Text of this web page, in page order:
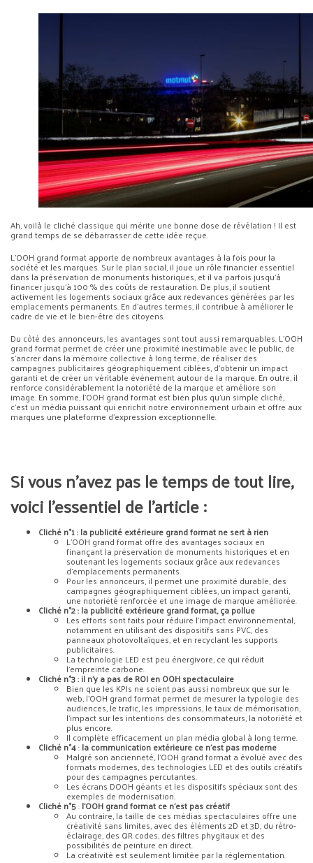
Ah, voilà le cliché classique qui mérite une bonne dose de révélation ! Il est
grand temps de se débarrasser de cette idée reçue.
L’OOH grand format apporte de nombreux avantages à la fois pour la
société et les marques. Sur le plan social, il joue un rôle financier essentiel
dans la préservation de monuments historiques, et il va parfois jusqu’à
financer jusqu’à 100 % des coûts de restauration. De plus, il soutient
activement les logements sociaux grâce aux redevances générées par les
emplacements permanents. En d’autres termes, il contribue à améliorer le
cadre de vie et le bien-être des citoyens.
Du côté des annonceurs, les avantages sont tout aussi remarquables. L’OOH
grand format permet de créer une proximité inestimable avec le public, de
s’ancrer dans la mémoire collective à long terme, de réaliser des
campagnes publicitaires géographiquement ciblées, d’obtenir un impact
garanti et de créer un véritable événement autour de la marque. En outre, il
renforce considérablement la notoriété de la marque et améliore son
image. En somme, l’OOH grand format est bien plus qu’un simple cliché,
c’est un média puissant qui enrichit notre environnement urbain et offre aux
marques une plateforme d’expression exceptionnelle.
Si vous n’avez pas le temps de tout lire,
voici l’essentiel de l’article :
Cliché n°1 : la publicité extérieure grand format ne sert à rien
L’OOH grand format offre des avantages sociaux en
finançant la préservation de monuments historiques et en
soutenant les logements sociaux grâce aux redevances
d’emplacements permanents.
Pour les annonceurs, il permet une proximité durable, des
campagnes géographiquement ciblées, un impact garanti,
une notoriété renforcée et une image de marque améliorée.
Cliché n°2 : la publicité extérieure grand format, ça pollue
Les efforts sont faits pour réduire l’impact environnemental,
notamment en utilisant des dispositifs sans PVC, des
panneaux photovoltaïques, et en recyclant les supports
publicitaires.
La technologie LED est peu énergivore, ce qui réduit
l’empreinte carbone.
Cliché n°3 :il n’y a pas de ROI en OOH spectaculaire
Bien que les KPIs ne soient pas aussi nombreux que sur le
web, l’OOH grand format permet de mesurer la typologie des
audiences, le trafic, les impressions, le taux de mémorisation,
l’impact sur les intentions des consommateurs, la notoriété et
plus encore.
Il complète efficacement un plan média global à long terme.
Cliché n°4:la communication extérieure ce n’est pas moderne
Malgré son ancienneté, l’OOH grand format a évolué avec des
formats modernes, des technologies LED et des outils créatifs
pour des campagnes percutantes.
Les écrans DOOH géants et les dispositifs spéciaux sont des
exemples de modernisation.
Cliché n°5:l’OOH grand format ce n’est pas créatif
Au contraire, la taille de ces médias spectaculaires offre une
créativité sans limites, avec des éléments 2D et 3D, du rétro-
éclairage, des QR codes, des filtres phygitaux et des
possibilités de peinture en direct.
La créativité est seulement limitée par la réglementation.